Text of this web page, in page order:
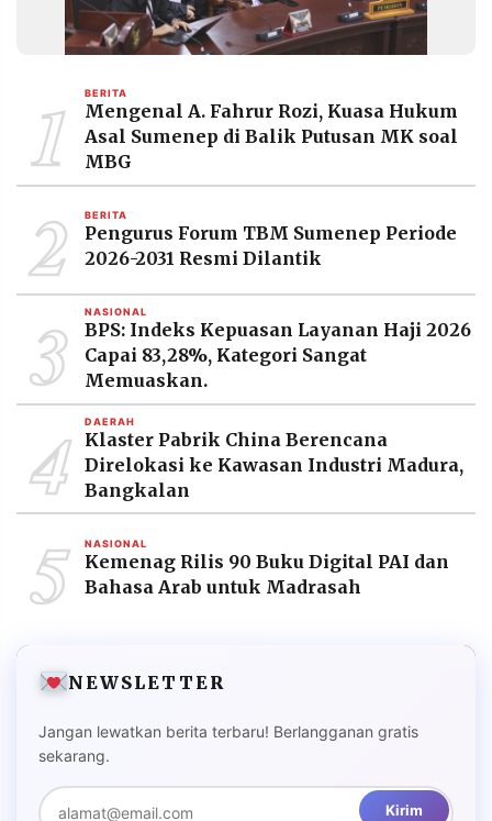
1 BERITA
Mengenal A. Fahrur Rozi, Kuasa Hukum
Asal Sumenep di Balik Putusan MK soal
MBG
2 BERITA
Pengurus Forum TBM Sumenep Periode
2026-2031 Resmi Dilantik
3 NASIONAL
BPS: Indeks Kepuasan Layanan Haji 2026
Capai 83,28%, Kategori Sangat
Memuaskan.
4 DAERAH
Klaster Pabrik China Berencana
Direlokasi ke Kawasan Industri Madura,
Bangkalan
5 NASIONAL
Kemenag Rilis 90 Buku Digital PAI dan
Bahasa Arab untuk Madrasah
NEWSLETTER
Jangan lewatkan berita terbaru! Berlangganan gratis
sekarang.
Kirim